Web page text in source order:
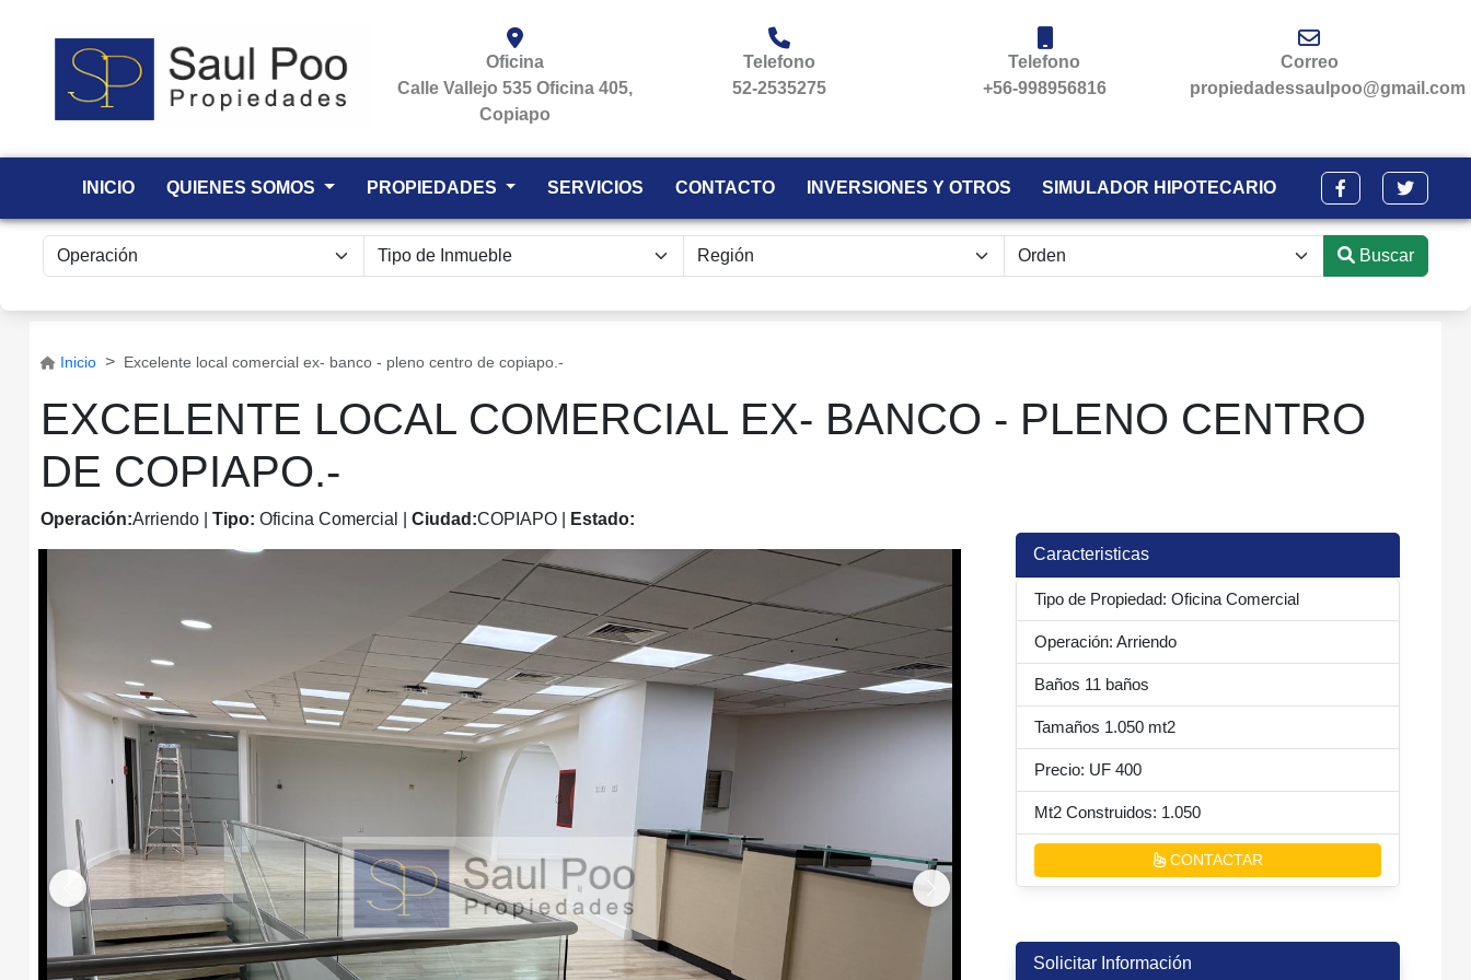
Oficina
Calle Vallejo 535 Oficina 405,
Copiapo
Telefono
52-2535275
Telefono
+56-998956816
Correo
propiedadessaulpoo@gmail.com
INICIO QUIENES SOMOS PROPIEDADES SERVICIOS CONTACTO INVERSIONES Y OTROS SIMULADOR HIPOTECARIO
Buscar
Inicio Excelente local comercial ex- banco - pleno centro de copiapo.-
EXCELENTE LOCAL COMERCIAL EX- BANCO - PLENO CENTRO
DE COPIAPO.-
Operación:Arriendo Tipo: Oficina Comercial Ciudad:COPIAPO Estado:
Anterior Siguiente
Caracteristicas
Tipo de Propiedad: Oficina Comercial
Operación: Arriendo
Baños 11 baños
Tamaños 1.050 mt2
Precio: UF 400
Mt2 Construidos: 1.050
CONTACTAR
Solicitar Información